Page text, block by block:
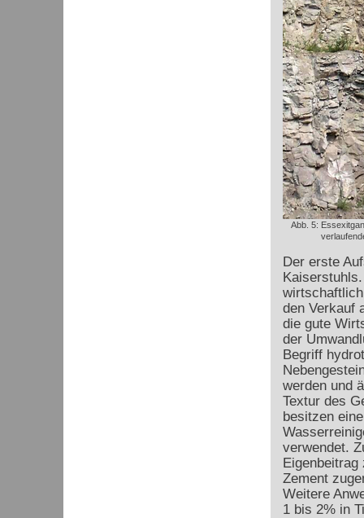
Abb. 5:
Der erste
den Verkauf
die gute
der
Begriff
werden und
Textur des
besitzen
verwendet.
Zement
Weitere
1 bis 2% in